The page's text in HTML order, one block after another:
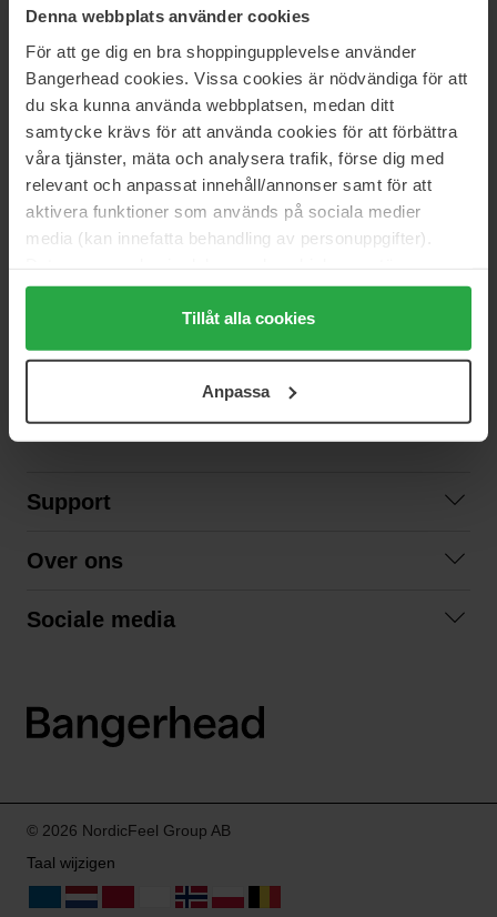
Denna webbplats använder cookies
För att ge dig en bra shoppingupplevelse använder
Bangerhead cookies. Vissa cookies är nödvändiga för att
du ska kunna använda webbplatsen, medan ditt
samtycke krävs för att använda cookies för att förbättra
våra tjänster, mäta och analysera trafik, förse dig med
relevant och anpassat innehåll/annonser samt för att
aktivera funktioner som används på sociala medier
media (kan innefatta behandling av personuppgifter).
Genom att trycka på "Tillåt alla cookies" accepterar du
alla cookies, medan du under "Detaljer" kan anpassa
användningen av cookies. Du kan när som helst återkalla
samt vår Integritetspolicy.
Tillåt alla cookies
Anpassa
NIEUWSBRIEF
WEES ALS EERSTE OP DE HOOGTE
Wil je het beste beauty-nieuws direct in je inbox ontvangen?
We sturen je de nieuwste trends, tips en exclusieve
aanbiedingen!
VEILIG BETALEN
SNELLE LEVERING
Support
Algemene voorwaarden
Over ons
Sociale media
LinkedIn
© 2026 NordicFeel Group AB
Taal wijzigen